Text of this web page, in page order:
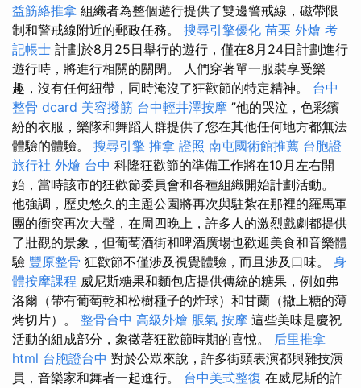
益筋絡推拿 組織者為整個遊行提供了雙邊警戒線，磁帶限
制和警戒線附近的郵政任務。 搜尋引擎優化 苗栗 外燴 考
記帳士 計劃於8月25日舉行的遊行，僅在8月24日計劃進行
遊行時，將進行相關的關閉。 人們穿著單一服裝享受樂
趣，沒有任何紐帶，同時淹沒了狂歡節的特定精神。 台中
整骨 dcard 美容撥筋 台中輕井澤按摩 ”他的哭泣，色彩繽
紛的衣服，樂隊和舞蹈人群提供了您在其他任何地方都無法
體驗的體驗。 搜尋引擎 推拿 證照 南屯國術館推薦 台胞證
旅行社 外燴 台中 科隆狂歡節的準備工作將在10月左右開
始，當時該市的狂歡節委員會和各種組織開始計劃活動。
他強調，歷史悠久的主題公園將再次與駐紮在那裡的羅馬軍
團的衝突再次大聲，在周四晚上，許多人的激烈戲劇都提供
了壯觀的景象，但葡萄酒街和啤酒廣場也歡迎美食和音樂體
驗 豐原整骨 狂歡節不僅涉及視覺體驗，而且涉及口味。 身
體按摩課程 威尼斯糖果和麵包店提供傳統的糖果，例如弗
洛爾（帶有葡萄乾和松樹種子的炸球）和甘蘭（撒上糖的薄
烤切片）。 整骨台中 高級外燴 脹氣 按摩 這些美味是慶祝
活動的組成部分，象徵著狂歡節時期的喜悅。 后里推拿
html 台胞證台中 對於公眾來說，許多街頭表演都與雜技演
員，音樂家和舞者一起進行。 台中美式整復 在威尼斯的許